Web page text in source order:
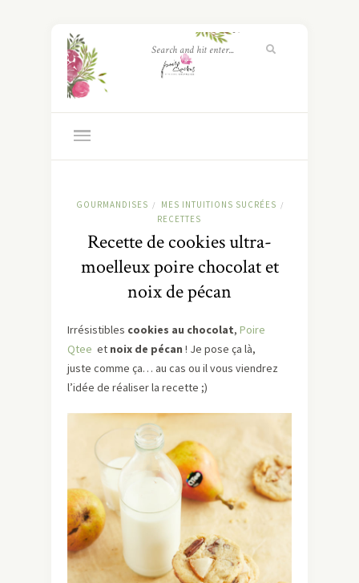
GOURMANDISES / MES INTUITIONS SUCRÉES /
RECETTES
Recette de cookies ultra-
moelleux poire chocolat et
noix de pécan
Irrésistibles cookies au chocolat, Poire
Qtee et noix de pécan ! Je pose ça là,
juste comme ça… au cas ou il vous viendrez
l’idée de réaliser la recette ;)